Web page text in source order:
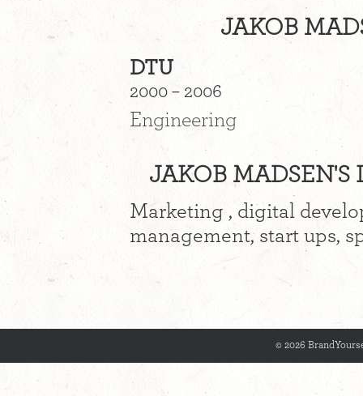
JAKOB
DTU
2000 – 2006
Engineering
JAKOB MADSEN'S
Marketing , digital
management, start ups,
© 2026